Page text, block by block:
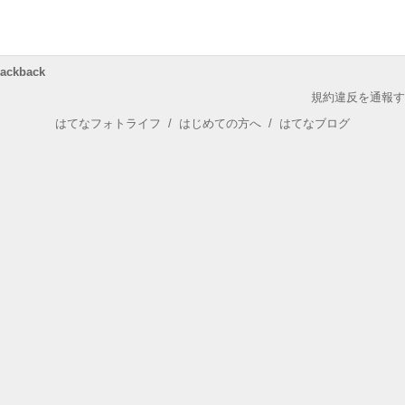
規約違反を通報
はてなフォトライフ / はじめての方へ / はてなブログ